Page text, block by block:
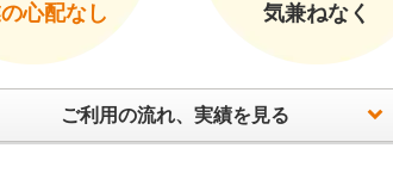
心配なし
気兼ねなく
ご利用の流れ、実績を見る